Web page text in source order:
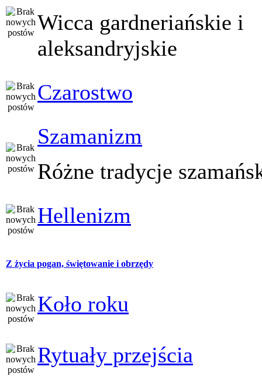
Wicca gardneriańskie i
aleksandryjskie
Czarostwo
Szamanizm
Różne tradycje
Hellenizm
Z życia pogan, świętowanie i obrzędy
Koło roku
Rytuały przejścia